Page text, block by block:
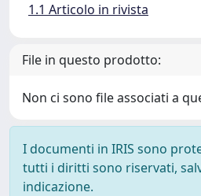
1.1 Articolo in rivista
File in questo prodotto:
Non ci sono file associati a
I documenti in IRIS sono
tutti i diritti sono riservati,
indicazione.